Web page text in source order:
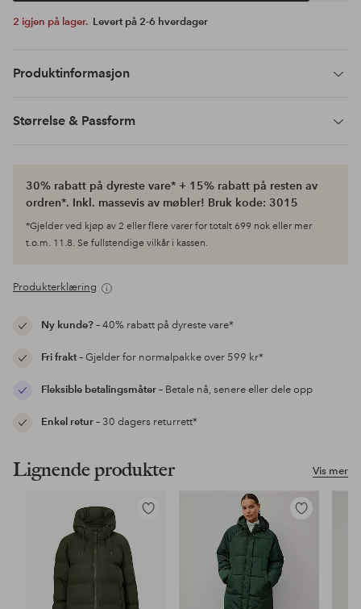
2 igjen på lager. Levert på 2-6 hverdager
Produktinformasjon
Størrelse & Passform
30% rabatt på dyreste vare* + 15% rabatt på resten av
ordren*. Inkl. massevis av møbler! Bruk kode: 3015
*Gjelder ved kjøp av 2 eller flere varer for totalt 699 nok eller mer
t.o.m. 11.8. Se fullstendige vilkår i kassen.
Produkterklæring
Ny kunde?– 40% rabatt på dyreste vare*
Fri frakt– Gjelder for normalpakke over 599 kr*
Fleksible betalingsmåter– Betale nå, senere eller dele opp
Enkel retur– 30 dagers returrett*
Vis mer
Lignende produkter
Legg
Legg